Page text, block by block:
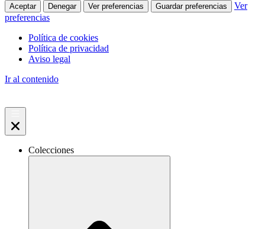
Aceptar Denegar Ver preferencias Guardar preferencias
Ver
preferencias
Política de cookies
Política de privacidad
Aviso legal
Ir al contenido
Colecciones